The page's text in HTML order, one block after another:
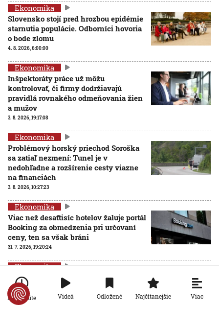
Ekonomika
Slovensko stojí pred hrozbou epidémie
starnutia populácie. Odborníci hovoria
o bode zlomu
4. 8. 2026, 6:00:00
Ekonomika
Inšpektoráty práce už môžu
kontrolovať, či firmy dodržiavajú
pravidlá rovnakého odmeňovania žien
a mužov
3. 8. 2026, 19:17:08
Ekonomika
Problémový horský priechod Soroška
sa zatiaľ nezmení: Tunel je v
nedohľadne a rozšírenie cesty viazne
na financiách
3. 8. 2026, 10:27:23
Ekonomika
Viac než desaťtisíc hotelov žaluje portál
Booking za obmedzenia pri určovaní
ceny, ten sa však bráni
31. 7. 2026, 19:20:24
Ekonomika
Plyn zlacnel, domácnosti by zaň mohli
platiť menej. Isté to však nie je
31. 7. 2026, 19:15:31
Po minúte Videá Odložené Najčítanejšie Viac